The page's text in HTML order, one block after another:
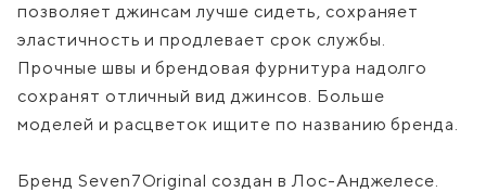
позволяет джинсам лучше сидеть, сохраняет
эластичность и продлевает срок службы.
Прочные швы и брендовая фурнитура надолго
сохранят отличный вид джинсов. Больше
моделей и расцветок ищите по названию бренда.
Бренд Seven7Original создан в Лос-Анджелесе.